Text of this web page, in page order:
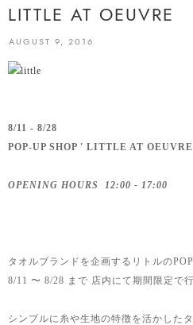
LITTLE AT OEUVRE
AUGUST 9, 2016
8/11 - 8/28
POP-UP SHOP ' LITTLE AT
OPENING HOURS 12:00 - 17:00
タオルブランドを企画するリトルの
8/11 〜 8/28 まで 店内にて期間限定で行
シンプルに糸や生地の特徴を活かしたタ